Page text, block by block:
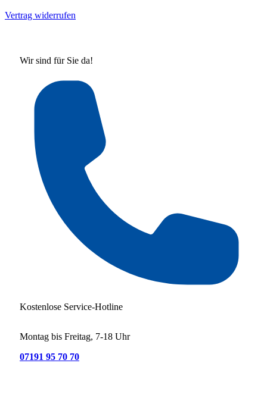
Vertrag widerrufen
Wir sind für Sie da!
Kostenlose Service-Hotline
Montag bis Freitag, 7-18 Uhr
07191 95 70 70